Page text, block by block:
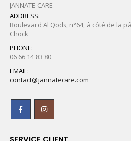
JANNATE CARE
ADDRESS:
Boulevard Al Qods, n°64, à côté de la
Chock
PHONE:
06 66 14 83 80
EMAIL:
contact@jannatecare.com
SERVICE CLIENT